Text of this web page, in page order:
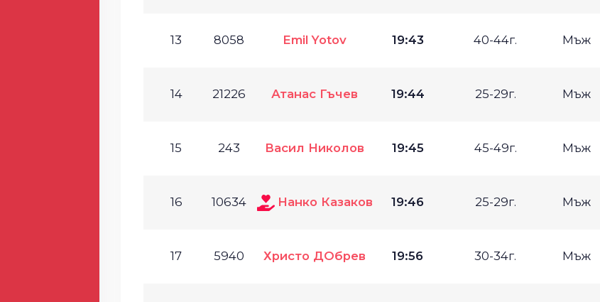
13 8058 Emil Yotov 19:43 40-44г. Мъж
14 21226 Атанас Гъчев 19:44 25-29г. Мъж
15 243 Васил Николов 19:45 45-49г. Мъж
16 10634 Нанко Казаков 19:46 25-29г. Мъж
17 5940 Христо ДОбрев 19:56 30-34г. Мъж